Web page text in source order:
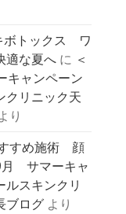
トックス ワ
適な夏へ に ＜
ャンペーン
クリニック天
り
すめ施術 顔
月 サマーキャ
ルスキンクリ
ブログ より